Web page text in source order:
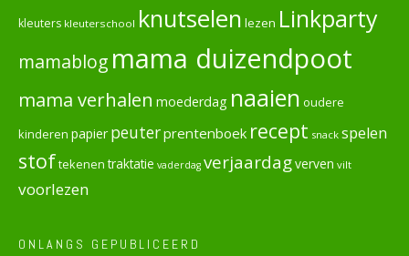
kleuters kleuterschool knutselen lezen Linkparty
mamablog mama duizendpoot
mama verhalen moederdag naaien oudere
kinderen papier peuterprentenboek recept snack spelen
stoftekenen traktatie vaderdag verjaardagverven vilt
voorlezen
ONLANGS GEPUBLICEERD